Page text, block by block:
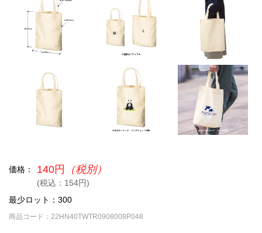
価格： 140円 （税別）
(税込：154円)
最少ロット：300
商品コード：22HN40TWTR0908008P048